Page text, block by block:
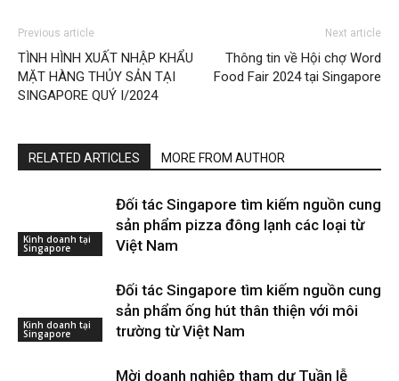
Previous article
TÌNH HÌNH XUẤT NHẬP KHẨU
MẶT HÀNG THỦY SẢN TẠI
SINGAPORE QUÝ I/2024
Next article
Thông tin về Hội chợ Word
Food Fair 2024 tại Singapore
RELATED ARTICLES MORE FROM AUTHOR
Kinh doanh tại
Singapore
Đối tác Singapore tìm kiếm nguồn cung
sản phẩm pizza đông lạnh các loại từ
Việt Nam
Kinh doanh tại
Singapore
Đối tác Singapore tìm kiếm nguồn cung
sản phẩm ống hút thân thiện với môi
trường từ Việt Nam
Mời doanh nghiệp tham dự Tuần lễ